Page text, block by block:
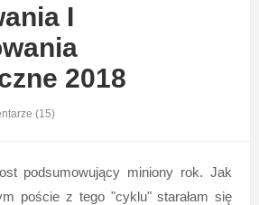
I
2018
(15)
podsumowujący miniony rok. Jak
poście z tego "cyklu" starałam się